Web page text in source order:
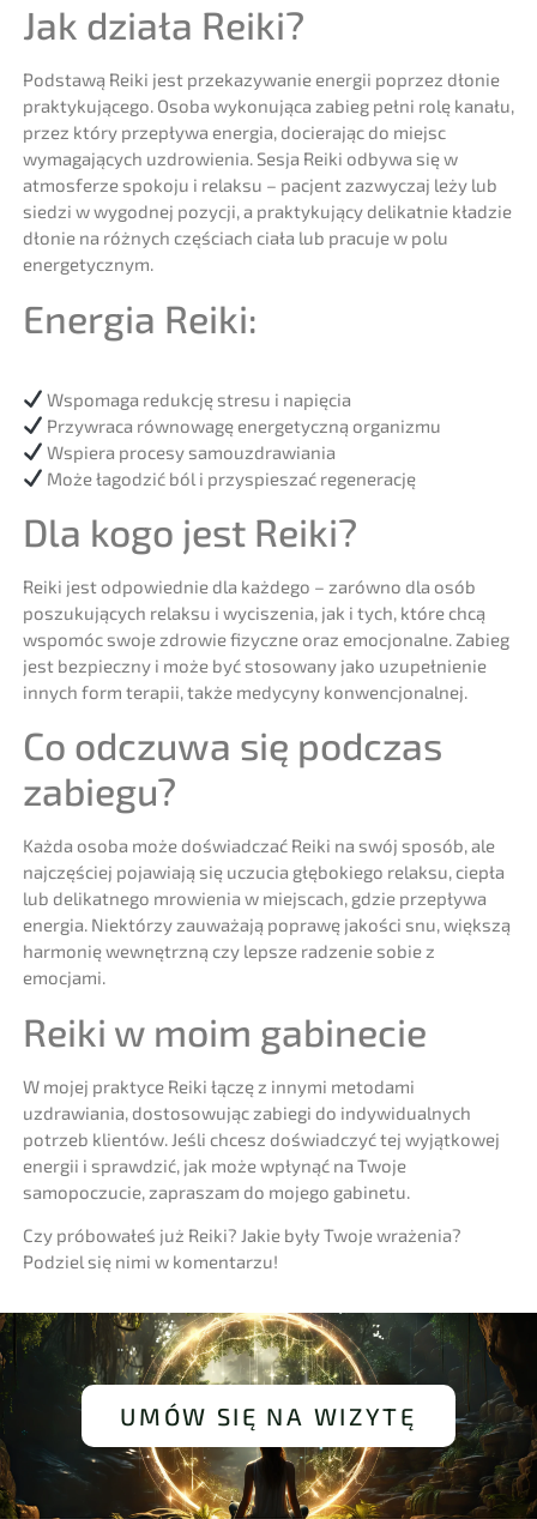
Jak działa Reiki?
Podstawą Reiki jest przekazywanie energii poprzez dłonie
praktykującego. Osoba wykonująca zabieg pełni rolę kanału,
przez który przepływa energia, docierając do miejsc
wymagających uzdrowienia. Sesja Reiki odbywa się w
atmosferze spokoju i relaksu – pacjent zazwyczaj leży lub
siedzi w wygodnej pozycji, a praktykujący delikatnie kładzie
dłonie na różnych częściach ciała lub pracuje w polu
energetycznym.
Energia Reiki:
Wspomaga redukcję stresu i napięcia
Przywraca równowagę energetyczną organizmu
Wspiera procesy samouzdrawiania
Może łagodzić ból i przyspieszać regenerację
Dla kogo jest Reiki?
Reiki jest odpowiednie dla każdego – zarówno dla osób
poszukujących relaksu i wyciszenia, jak i tych, które chcą
wspomóc swoje zdrowie fizyczne oraz emocjonalne. Zabieg
jest bezpieczny i może być stosowany jako uzupełnienie
innych form terapii, także medycyny konwencjonalnej.
Co odczuwa się podczas
zabiegu?
Każda osoba może doświadczać Reiki na swój sposób, ale
najczęściej pojawiają się uczucia głębokiego relaksu, ciepła
lub delikatnego mrowienia w miejscach, gdzie przepływa
energia. Niektórzy zauważają poprawę jakości snu, większą
harmonię wewnętrzną czy lepsze radzenie sobie z
emocjami.
Reiki w moim gabinecie
W mojej praktyce Reiki łączę z innymi metodami
uzdrawiania, dostosowując zabiegi do indywidualnych
potrzeb klientów. Jeśli chcesz doświadczyć tej wyjątkowej
energii i sprawdzić, jak może wpłynąć na Twoje
samopoczucie, zapraszam do mojego gabinetu.
Czy próbowałeś już Reiki? Jakie były Twoje wrażenia?
Podziel się nimi w komentarzu!
UMÓW SIĘ NA WIZYTĘ